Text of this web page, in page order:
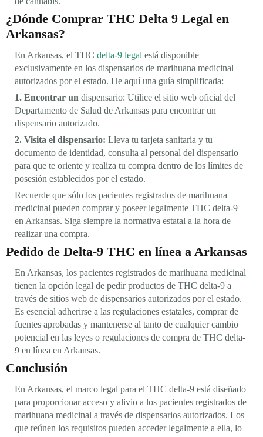
¿Dónde Comprar THC Delta 9 Legal en
Arkansas?
En Arkansas, el THC delta-9 legal está disponible
exclusivamente en los dispensarios de marihuana medicinal
autorizados por el estado. He aquí una guía simplificada:
1. Encontrar un dispensario: Utilice el sitio web oficial del
Departamento de Salud de Arkansas para encontrar un
dispensario autorizado.
2. Visita el dispensario: Lleva tu tarjeta sanitaria y tu
documento de identidad, consulta al personal del dispensario
para que te oriente y realiza tu compra dentro de los límites de
posesión establecidos por el estado.
Recuerde que sólo los pacientes registrados de marihuana
medicinal pueden comprar y poseer legalmente THC delta-9
en Arkansas. Siga siempre la normativa estatal a la hora de
realizar una compra.
Pedido de Delta-9 THC en línea a Arkansas
En Arkansas, los pacientes registrados de marihuana medicinal
tienen la opción legal de pedir productos de THC delta-9 a
través de sitios web de dispensarios autorizados por el estado.
Es esencial adherirse a las regulaciones estatales, comprar de
fuentes aprobadas y mantenerse al tanto de cualquier cambio
potencial en las leyes o regulaciones de compra de THC delta-
9 en línea en Arkansas.
Conclusión
En Arkansas, el marco legal para el THC delta-9 está diseñado
para proporcionar acceso y alivio a los pacientes registrados de
marihuana medicinal a través de dispensarios autorizados. Los
que reúnen los requisitos pueden acceder legalmente a ella, lo